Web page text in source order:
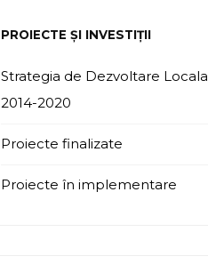
PROIECTE ȘI INVESTIȚII
Strategia de Dezvoltare Locala
2014-2020
Proiecte finalizate
Proiecte în implementare